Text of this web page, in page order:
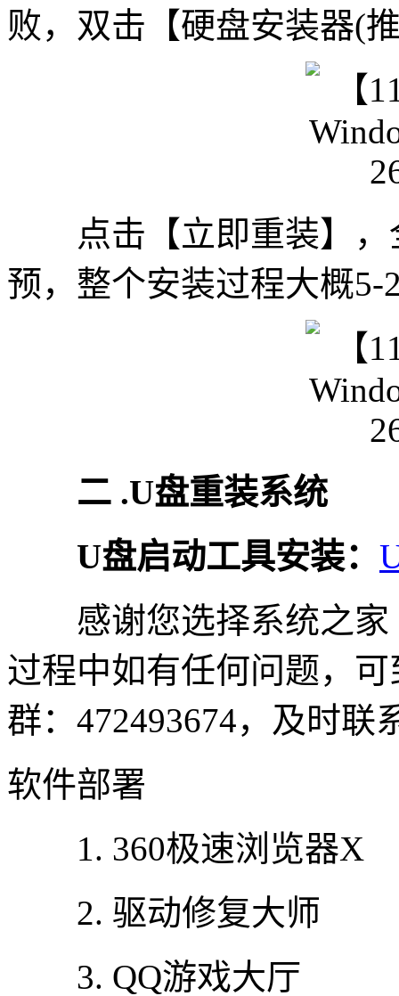
败，双击【硬盘安装器(
点击【立即重装】，
预，整个安装过程大概5-
二 .U盘重装系统
U盘启动工具安装：
感谢您选择系统之家
过程中如有任何问题，
群：472493674，及时联
软件部署
1. 360极速浏览器X
2. 驱动修复大师
3. QQ游戏大厅